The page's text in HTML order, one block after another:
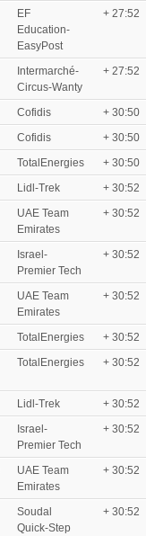
EF
Education-
EasyPost
+ 27:52
Intermarché-
Circus-Wanty
+ 27:52
Cofidis
+ 30:50
Cofidis
+ 30:50
TotalEnergies
+ 30:50
Lidl-Trek
+ 30:52
UAE Team
Emirates
+ 30:52
Israel-
Premier Tech
+ 30:52
UAE Team
Emirates
+ 30:52
TotalEnergies
+ 30:52
TotalEnergies + 30:52
Lidl-Trek
+ 30:52
Israel-
Premier Tech
+ 30:52
UAE Team
Emirates
+ 30:52
Soudal
Quick-Step
+ 30:52